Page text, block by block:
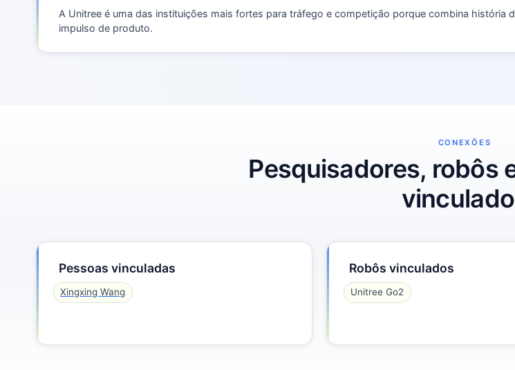
A Unitree é uma das instituições mais fortes para tráfego e competição porque combina história
impulso de produto.
CONEXÕES
Pesquisadores, robôs
Pessoas vinculadas
Xingxing Wang
Robôs vinculados
Unitree Go2